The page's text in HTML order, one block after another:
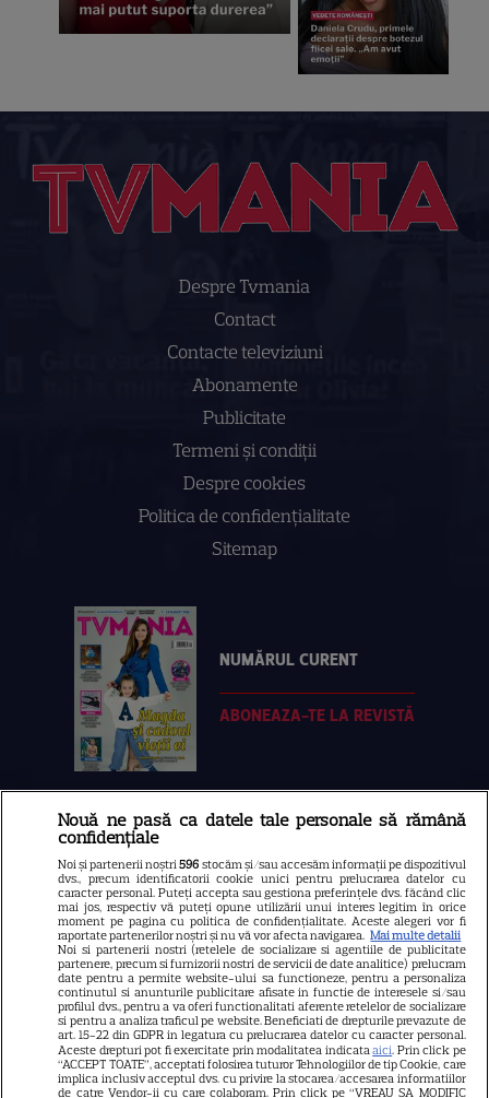
Despre Tvmania
Contact
Contacte televiziuni
Abonamente
Publicitate
Termeni și condiții
Despre cookies
Politica de confidenţialitate
Sitemap
NUMĂRUL CURENT
ABONEAZA-TE LA REVISTĂ
Libertatea
Libertatea pentru femei
GSP
Știri mondene
Avantaje
Elle
Unica
Retete practice
Nouă ne pasă ca datele tale personale să rămână
confidențiale
Noi și partenerii noștri596 stocăm și/sau accesăm informații pe dispozitivul
dvs., precum identificatorii cookie unici pentru prelucrarea datelor cu
caracter personal. Puteți accepta sau gestiona preferințele dvs. făcând clic
mai jos, respectiv vă puteți opune utilizării unui interes legitim în orice
moment pe pagina cu politica de confidențialitate. Aceste alegeri vor fi
raportate partenerilor noștri și nu vă vor afecta navigarea. Mai multe detalii
Noi si partenerii nostri (retelele de socializare si agentiile de publicitate
partenere, precum si furnizorii nostri de servicii de date analitice) prelucram
date pentru a permite website-ului sa functioneze, pentru a personaliza
continutul si anunturile publicitare afisate in functie de interesele si/sau
profilul dvs., pentru a va oferi functionalitati aferente retelelor de socializare
si pentru a analiza traficul pe website. Beneficiati de drepturile prevazute de
art. 15-22 din GDPR in legatura cu prelucrarea datelor cu caracter personal.
Aceste drepturi pot fi exercitate prin modalitatea indicataaici. Prin click pe
“ACCEPT TOATE”, acceptati folosirea tuturor Tehnologiilor de tip Cookie, care
implica inclusiv acceptul dvs. cu privire la stocarea/accesarea informatiilor
de catre Vendor-ii cu care colaboram. Prin click pe “VREAU SA MODIFIC